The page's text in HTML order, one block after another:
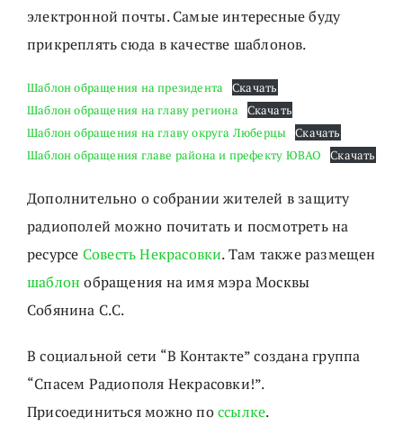
электронной почты. Самые интересные буду
прикреплять сюда в качестве шаблонов.
Шаблон обращения на президента
Скачать
Шаблон обращения на главу региона
Скачать
Шаблон обращения на главу округа Люберцы
Скачать
Шаблон обращения главе района и префекту ЮВАО
Скачать
Дополнительно о собрании жителей в защиту
радиополей можно почитать и посмотреть на
ресурсе Совесть Некрасовки. Там также размещен
шаблон обращения на имя мэра Москвы
Собянина С.С.
В социальной сети “В Контакте” создана группа
“Спасем Радиополя Некрасовки!”.
Присоединиться можно поссылке.